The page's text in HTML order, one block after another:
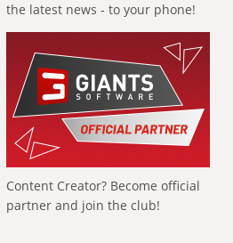
the latest news - to your phone!
Content Creator? Become official
partner and join the club!